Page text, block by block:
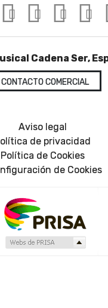
Cadena Ser,
CONTACTO COMERCIAL
Aviso legal
de privacidad
Política de Cookies
de Cookies